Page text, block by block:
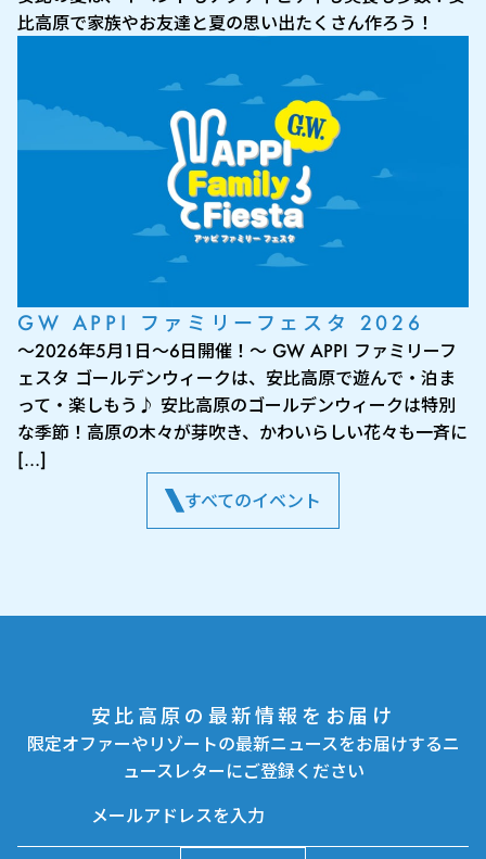
比高原で家族やお友達と夏の思い出たくさん作ろう！
GW APPI ファミリーフェスタ 2026
～2026年5月1日～6日開催！～ GW APPI ファミリーフ
ェスタ ゴールデンウィークは、安比高原で遊んで・泊ま
って・楽しもう♪ 安比高原のゴールデンウィークは特別
な季節！高原の木々が芽吹き、かわいらしい花々も一斉に
[…]
すべてのイベント
安比高原の最新情報をお届け
限定オファーやリゾートの最新ニュースをお届けするニ
ュースレターにご登録ください